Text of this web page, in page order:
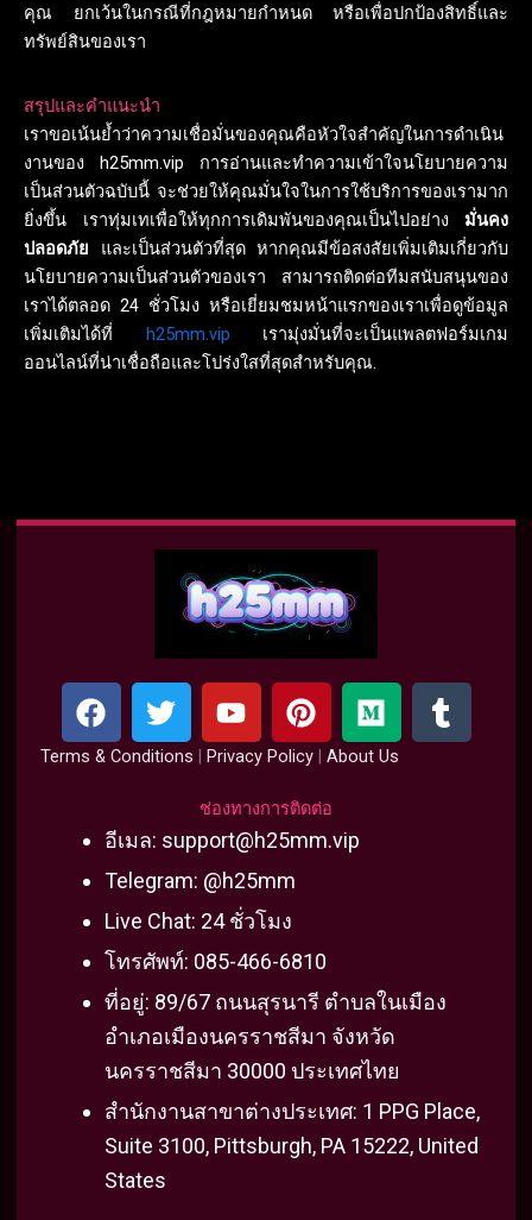
คุณ ยกเว้นในกรณีที่กฎหมายกำหนด หรือเพื่อปกป้องสิทธิ์และ
ทรัพย์สินของเรา
สรุปและคำแนะนำ
เราขอเน้นย้ำว่าความเชื่อมั่นของคุณคือหัวใจสำคัญในการดำเนิน
งานของ h25mm.vip การอ่านและทำความเข้าใจนโยบายความ
เป็นส่วนตัวฉบับนี้ จะช่วยให้คุณมั่นใจในการใช้บริการของเรามาก
ยิ่งขึ้น เราทุ่มเทเพื่อให้ทุกการเดิมพันของคุณเป็นไปอย่าง มั่นคง
ปลอดภัย และเป็นส่วนตัวที่สุด หากคุณมีข้อสงสัยเพิ่มเติมเกี่ยวกับ
นโยบายความเป็นส่วนตัวของเรา สามารถติดต่อทีมสนับสนุนของ
เราได้ตลอด 24 ชั่วโมง หรือเยี่ยมชมหน้าแรกของเราเพื่อดูข้อมูล
เพิ่มเติมได้ที่ h25mm.vip เรามุ่งมั่นที่จะเป็นแพลตฟอร์มเกม
ออนไลน์ที่น่าเชื่อถือและโปร่งใสที่สุดสำหรับคุณ.
F
a
c
o
o
T
w
i
e
r
Y
o
u
u
b
e
P
i
n
e
r
M
e
d
T
u
Terms & Conditions | Privacy Policy | About Us
ช่องทางการติดต่อ
อีเมล: support@h25mm.vip
Telegram: @h25mm
Live Chat: 24 ชั่วโมง
โทรศัพท์: 085-466-6810
ที่อยู่: 89/67 ถนนสุรนารี ตำบลในเมือง
อำเภอเมืองนครราชสีมา จังหวัด
นครราชสีมา 30000 ประเทศไทย
สำนักงานสาขาต่างประเทศ: 1 PPG Place,
Suite 3100, Pittsburgh, PA 15222, United
States